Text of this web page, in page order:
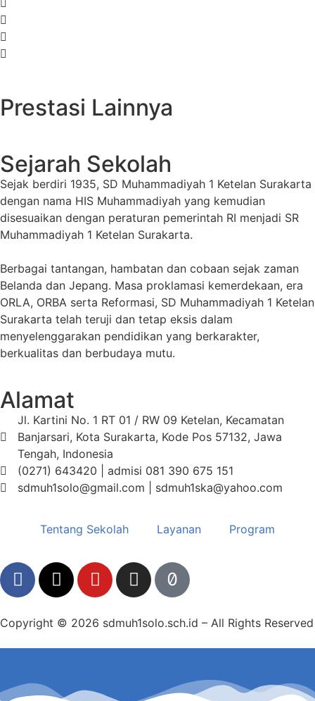
Prestasi Lainnya
Sejarah Sekolah
Sejak berdiri 1935, SD Muhammadiyah 1 Ketelan Surakarta
dengan nama HIS Muhammadiyah yang kemudian
disesuaikan dengan peraturan pemerintah RI menjadi SR
Muhammadiyah 1 Ketelan Surakarta.
Berbagai tantangan, hambatan dan cobaan sejak zaman
Belanda dan Jepang. Masa proklamasi kemerdekaan, era
ORLA, ORBA serta Reformasi, SD Muhammadiyah 1 Ketelan
Surakarta telah teruji dan tetap eksis dalam
menyelenggarakan pendidikan yang berkarakter,
berkualitas dan berbudaya mutu.
Alamat
Jl. Kartini No. 1 RT 01 / RW 09 Ketelan, Kecamatan
Banjarsari, Kota Surakarta, Kode Pos 57132, Jawa
Tengah, Indonesia
(0271) 643420 | admisi 081 390 675 151
sdmuh1solo@gmail.com | sdmuh1ska@yahoo.com
Tentang Sekolah Layanan Program
Copyright © 2026 sdmuh1solo.sch.id – All Rights Reserved